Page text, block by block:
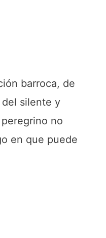
barroca, de
silente y
no
en que puede